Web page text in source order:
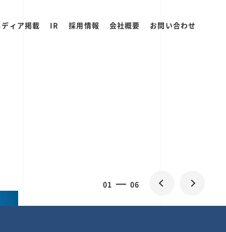
ィア掲載 IR 採用情報 会社概要 お問い合わせ
0 06